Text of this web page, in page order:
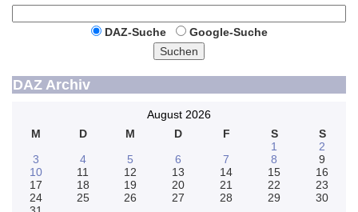
DAZ-Suche
Google-Suche
Suchen
DAZ Archiv
August 2026
M
D M D F S
S
1
2
3
4 5 6 7 8
9
10
11 12 13 14 15
16
17
18 19 20 21 22
23
24
25 26 27 28 29
30